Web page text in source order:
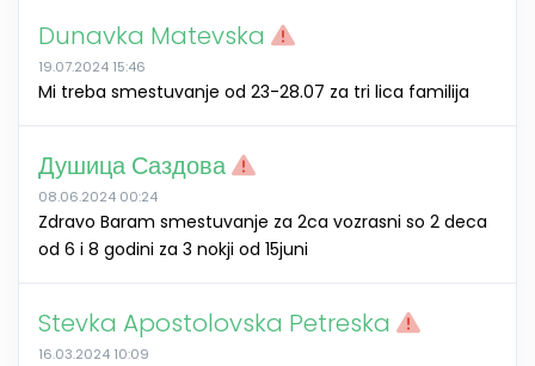
Dunavka Matevska
19.07.2024 15:46
Mi treba smestuvanje od 23-28.07 za tri lica familija
Душица Саздова
08.06.2024 00:24
Zdravo Baram smestuvanje za 2ca vozrasni so 2 deca
od 6 i 8 godini za 3 nokji od 15juni
Stevka Apostolovska Petreska
16.03.2024 10:09